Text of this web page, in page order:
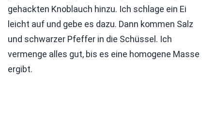
gehackten Knoblauch hinzu. Ich schlage ein Ei
leicht auf und gebe es dazu. Dann kommen Salz
und schwarzer Pfeffer in die Schüssel. Ich
vermenge alles gut, bis es eine homogene Masse
ergibt.